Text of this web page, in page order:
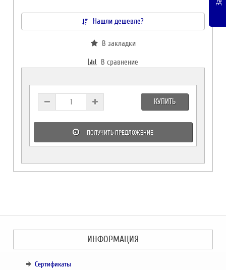
Нашли дешевле?
В закладки
В сравнение
КУПИТЬ
ПОЛУЧИТЬ ПРЕДЛОЖЕНИЕ
ИНФОРМАЦИЯ
Сертификаты